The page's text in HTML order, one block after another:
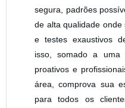
segura, padrões
de alta qualidade
e testes exaustivos
isso, somado a uma
proativos e
área, comprova sua
para todos os